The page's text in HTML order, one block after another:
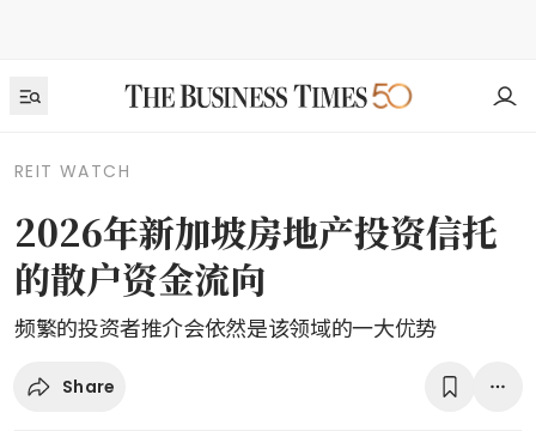
REIT WATCH
2026年新加坡房地产投资信托
的散户资金流向
频繁的投资者推介会依然是该领域的一大优势
Share